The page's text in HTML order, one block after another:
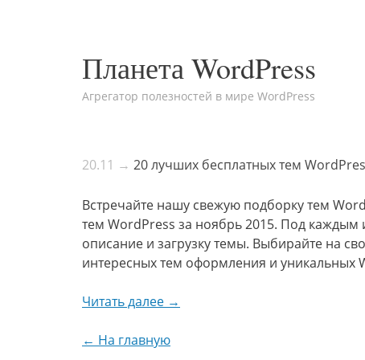
Планета WordPress
Агрегатор полезностей в мире WordPress
20.11 → 20 лучших бесплатных тем
Встречайте нашу свежую подборку тем
тем WordPress за ноябрь 2015. Под
описание и загрузку темы. Выбирайте на
интересных тем оформления и уникальных
Читать далее →
← На главную